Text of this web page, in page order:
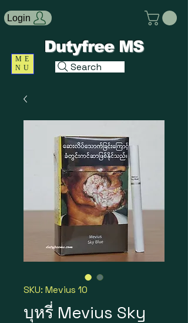
ME
NU
Search
Login
Dutyfree MS
SKU: Mevius 10
บุหรี่ Mevius Sky